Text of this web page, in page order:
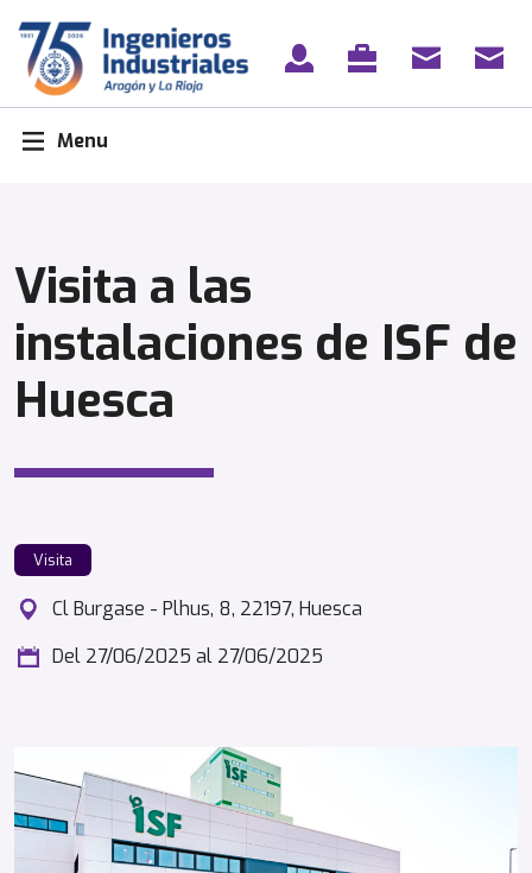
content
Menu
Visita a las
instalaciones de ISF de
Huesca
Visita
Cl Burgase - Plhus, 8, 22197, Huesca
Del 27/06/2025 al 27/06/2025